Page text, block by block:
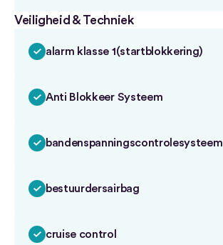
Veiligheid & Techniek
alarm klasse 1(startblokkering)
Anti Blokkeer Systeem
bandenspanningscontrolesysteem
bestuurdersairbag
cruise control